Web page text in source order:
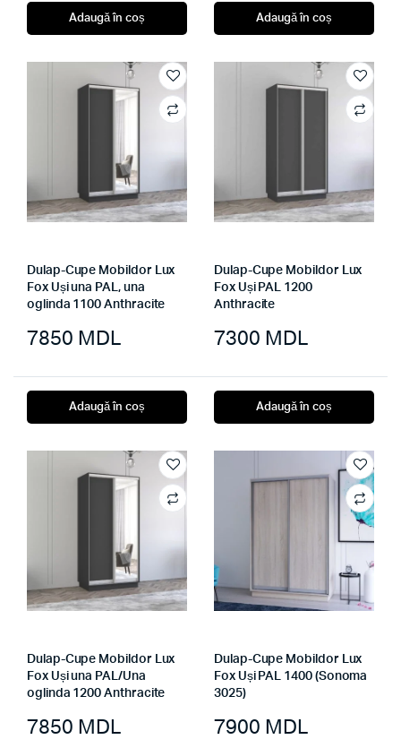
Adaugă în coș Adaugă în coș
Dulap-Cupe Mobildor Lux
Fox Uși una PAL, una
oglinda 1100 Anthracite
7850 MDL
Adaugă în coș
Dulap-Cupe Mobildor Lux
Fox Uși PAL 1200
Anthracite
7300 MDL
Adaugă în coș
Dulap-Cupe Mobildor Lux
Fox Uși una PAL/Una
oglinda 1200 Anthracite
7850 MDL
Dulap-Cupe Mobildor Lux
Fox Uși PAL 1400 (Sonoma
3025)
7900 MDL